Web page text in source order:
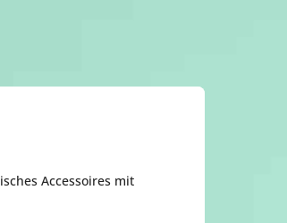
Accessoires mit